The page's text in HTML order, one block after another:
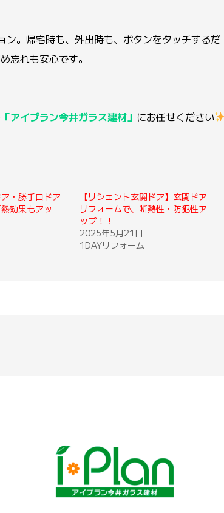
。帰宅時も、外出時も、ボタンをタッチするだ
忘れも安心です。
アイプラン今井ガラス建材」 にお任せください
・勝手口ドア
効果もアッ
【リシェント玄関ドア】玄関ドア
リフォームで、断熱性・防犯性ア
ップ！！
2025年5月21日
1DAYリフォーム